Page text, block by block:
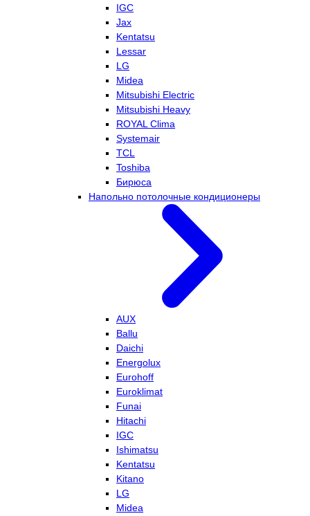
IGC
Jax
Kentatsu
Lessar
LG
Midea
Mitsubishi Electric
Mitsubishi Heavy
ROYAL Clima
Systemair
TCL
Toshiba
Бирюса
Напольно потолочные кондиционеры
AUX
Ballu
Daichi
Energolux
Eurohoff
Euroklimat
Funai
Hitachi
IGC
Ishimatsu
Kentatsu
Kitano
LG
Midea